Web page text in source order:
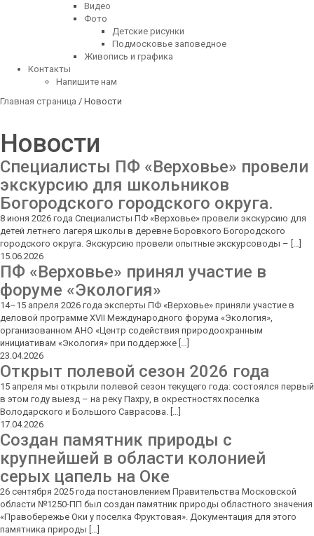
Видео
Фото
Детские рисунки
Подмосковье заповедное
Живопись и графика
Контакты
Напишите нам
Главная страница / Новости
Новости
Специалисты ПФ «Верховье» провели
экскурсию для школьников
Богородского городского округа.
8 июня 2026 года Специалисты ПФ «Верховье» провели экскурсию для
детей летнего лагеря школы в деревне Боровкого Богородского
городского округа. Экскурсию провели опытные экскурсоводы – […]
15.06.2026
ПФ «Верховье» принял участие в
форуме «Экология»
14–15 апреля 2026 года эксперты ПФ «Верховье» приняли участие в
деловой программе XVII Международного форума «Экология»,
организованном АНО «Центр содействия природоохранным
инициативам «Экология» при поддержке […]
23.04.2026
Открыт полевой сезон 2026 года
15 апреля мы открыли полевой сезон текущего года: состоялся первый
в этом году выезд – на реку Пахру, в окрестностях поселка
Володарского и Большого Саврасова. […]
17.04.2026
Создан памятник природы с
крупнейшей в области колонией
серых цапель на Оке
26 сентября 2025 года постановлением Правительства Московской
области №1250-ПП был создан памятник природы областного значения
«Правобережье Оки у поселка Фруктовая». Документация для этого
памятника природы […]